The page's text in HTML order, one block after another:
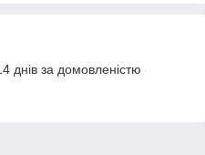
днів за домовленістю